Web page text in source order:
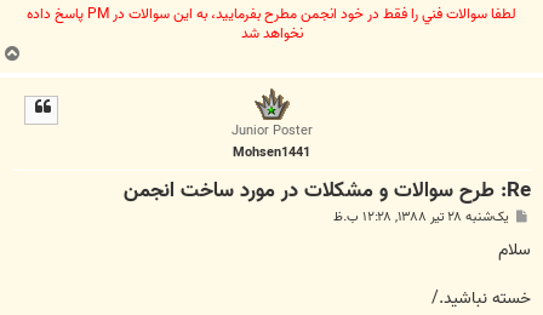
لطفا سوالات فني را فقط در خود انجمن مطرح بفرماييد، به اين سوالات در PM پاسخ داده
نخواهد شد
ب
ا
Junior Poster
Mohsen1441
Re: طرح سوالات و مشکلات در مورد ساخت انجمن
پ
ت
یک‌شنبه ۲۸ تیر ۱۳۸۸, ۱۲:۲۸ ب.ظ
سلام
خسته نباشید./